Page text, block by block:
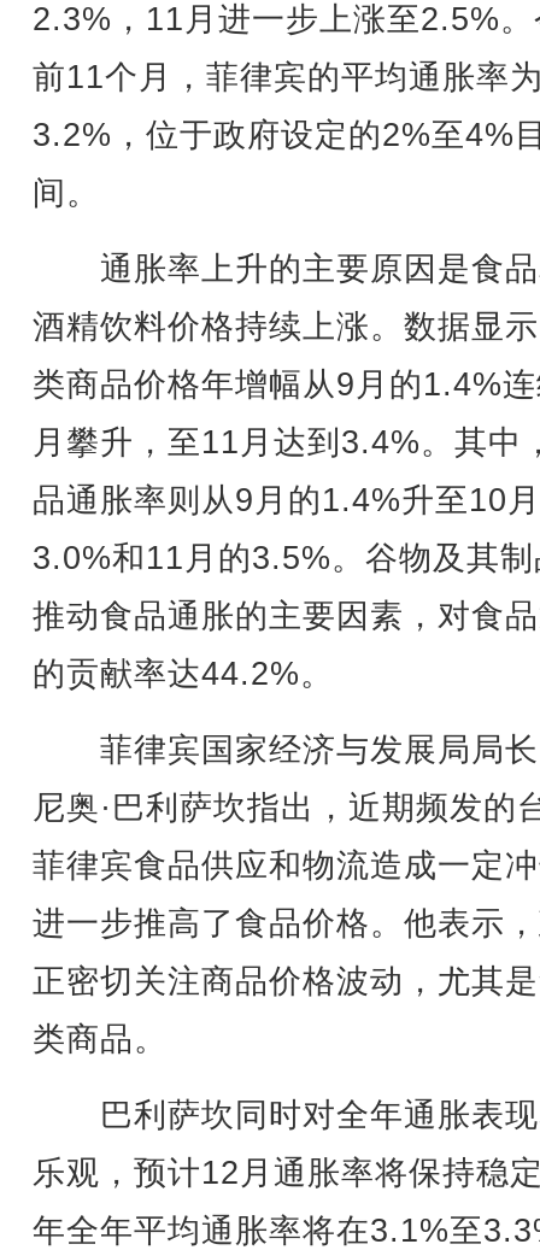
2.3%，11月进一步上涨至2.5%
前11个月，菲律宾的平均通胀率
3.2%，位于政府设定的2%至4%
间。
通胀率上升的主要原因是食
酒精饮料价格持续上涨。数据显
类商品价格年增幅从9月的1.4%
月攀升，至11月达到3.4%。其中
品通胀率则从9月的1.4%升至10
3.0%和11月的3.5%。谷物及其
推动食品通胀的主要因素，对食
的贡献率达44.2%。
菲律宾国家经济与发展局局
尼奥·巴利萨坎指出，近期频发的
菲律宾食品供应和物流造成一定
进一步推高了食品价格。他表示
正密切关注商品价格波动，尤其
类商品。
巴利萨坎同时对全年通胀表
乐观，预计12月通胀率将保持稳
年全年平均通胀率将在3.1%至